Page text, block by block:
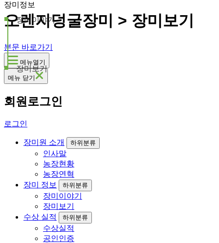
오렌지덩굴장미 > 장미보기
본문 바로가기
메뉴열기
메뉴 닫기
회원로그인
로그인
장미원 소개 하위분류
인사말
농장현황
농장연혁
장미 정보
하위분류
장미이야기
장미보기
수상 실적
하위분류
수상실적
공인인증
장미정보
장미이야기
장미보기